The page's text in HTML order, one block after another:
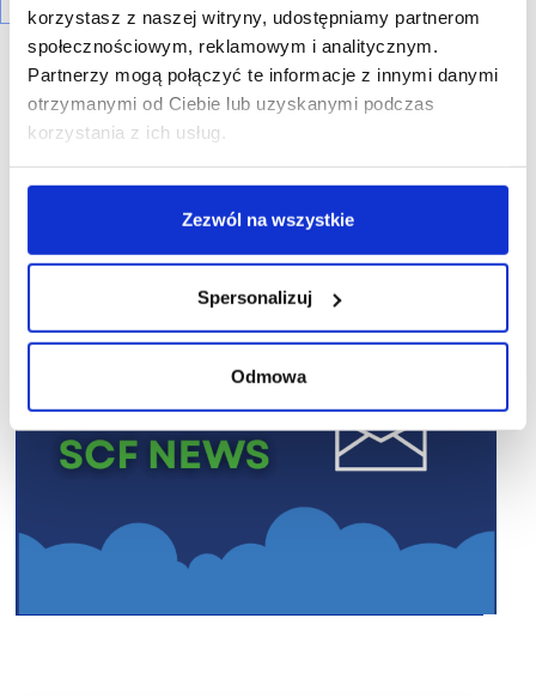
korzystasz z naszej witryny, udostępniamy partnerom
społecznościowym, reklamowym i analitycznym.
Partnerzy mogą połączyć te informacje z innymi danymi
otrzymanymi od Ciebie lub uzyskanymi podczas
korzystania z ich usług.
Zezwól na wszystkie
Spersonalizuj
Odmowa
R E K L A M A